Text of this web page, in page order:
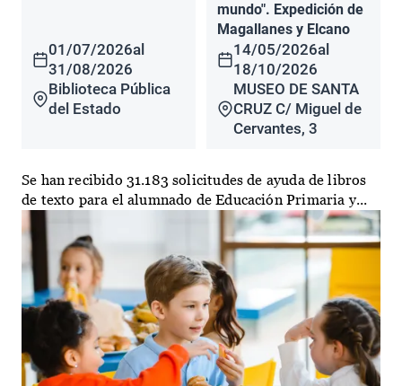
01/07/2026al
31/08/2026
Biblioteca Pública
del Estado
mundo". Expedición de
Magallanes y Elcano
14/05/2026al
18/10/2026
MUSEO DE SANTA
CRUZ C/ Miguel de
Cervantes, 3
Se han recibido 31.183 solicitudes de ayuda de libros
de texto para el alumnado de Educación Primaria y...